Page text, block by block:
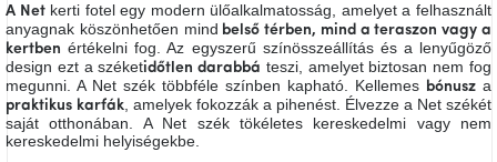
A
tűz
mellett
ülve
A Netkerti fotel egy modern ülőalkalmatosság, amelyet a felhasznált
anyagnak köszönhetően mind belső térben, mind a teraszon vagy a
kertben értékelni fog. Az egyszerű színösszeállítás és a lenyűgöző
design ezt a széketidőtlen darabbá teszi, amelyet biztosan nem fog
megunni. A Net szék többféle színben kapható. Kellemes bónusz a
praktikus karfák, amelyek fokozzák a pihenést. Élvezze a Net székét
saját otthonában. A Net szék tökéletes kereskedelmi vagy nem
kereskedelmi helyiségekbe.